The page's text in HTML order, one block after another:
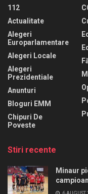
112
Actualitate
Alegeri
Europarlamentare
Alegeri Locale
Alegeri
Prezidentiale
Anunturi
Bloguri EMM
Chipuri De
Poveste
Stiri recente
Minaur